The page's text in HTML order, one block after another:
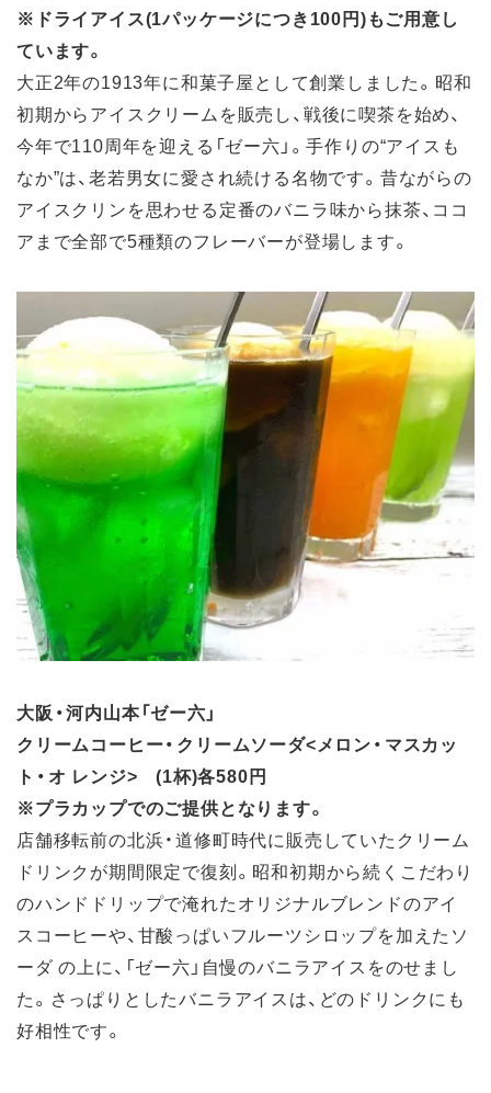
※ドライアイス(1パッケージにつき100円)もご用意し
ています。
大正2年の1913年に和菓子屋として創業しました。昭和
初期からアイスクリームを販売し、戦後に喫茶を始め、
今年で110周年を迎える「ゼー六」。手作りの“アイスも
なか”は、老若男女に愛され続ける名物です。昔ながらの
アイスクリンを思わせる定番のバニラ味から抹茶、ココ
アまで全部で5種類のフレーバーが登場します。
大阪・河内山本「ゼー六」
クリームコーヒー・クリームソーダ<メロン・マスカッ
ト・オ レンジ> (1杯)各580円
※プラカップでのご提供となります。
店舗移転前の北浜・道修町時代に販売していたクリーム
ドリンクが期間限定で復刻。昭和初期から続くこだわり
のハンドドリップで淹れたオリジナルブレンドのアイ
スコーヒーや、甘酸っぱいフルーツシロップを加えたソ
ーダ の上に、「ゼー六」自慢のバニラアイスをのせまし
た。さっぱりとしたバニラアイスは、どのドリンクにも
好相性です。